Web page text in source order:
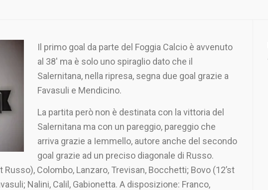
Il primo goal da parte del Foggia Calcio è avvenuto
al 38′ ma è solo uno spiraglio dato che il
Salernitana, nella ripresa, segna due goal grazie a
Favasuli e Mendicino.
La partita però non è destinata con la vittoria del
Salernitana ma con un pareggio, pareggio che
arriva grazie a Iemmello, autore anche del secondo
goal grazie ad un preciso diagonale di Russo.
Russo), Colombo, Lanzaro, Trevisan, Bocchetti; Bovo (12’st
Nalini, Calil, Gabionetta. A disposizione: Franco,